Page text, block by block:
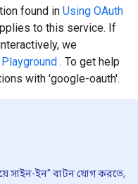
found in Using OAuth
to this service. If
we
. To get help
with 'google-oauth'.
সাইন-ইন" বাটন যোগ করতে,